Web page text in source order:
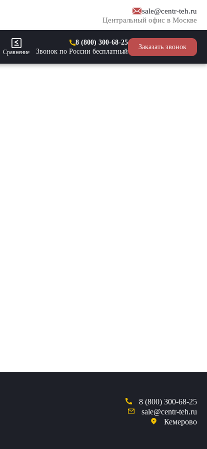
sale@centr-teh.ru
Центральный офис в Москве
Сравнение
8 (800) 300-68-25
Звонок по России бесплатный
Заказать звонок
8 (800) 300-68-25
sale@centr-teh.ru
Кемерово